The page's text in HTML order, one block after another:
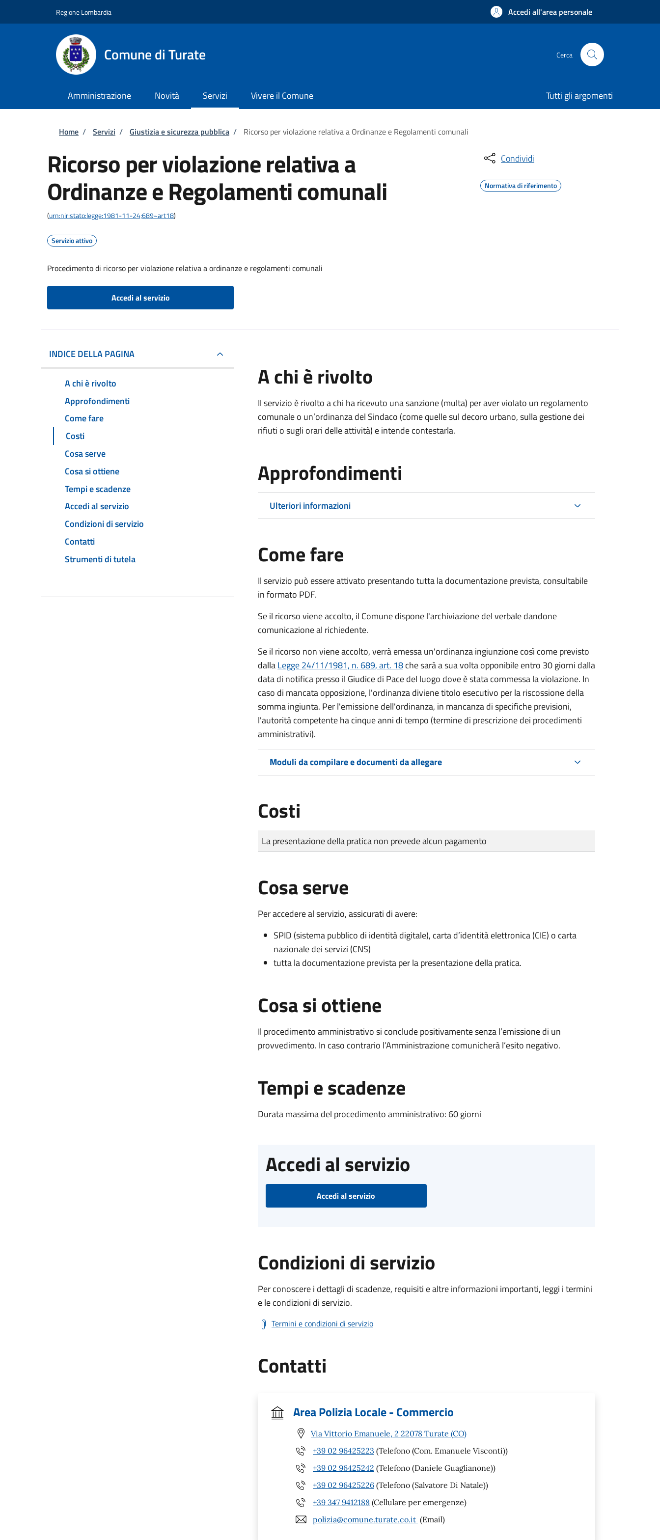
Regione Lombardia Accedi all'area personale
Comune di Turate Cerca
Amministrazione Novità Servizi Vivere il Comune Tutti gli argomenti
Briciole di pane
Home / Servizi / Giustizia e sicurezza pubblica / Ricorso per violazione relativa a Ordinanze e Regolamenti comunali
Ricorso per violazione relativa a
Ordinanze e Regolamenti comunali
(urn:nir:stato:legge:1981-11-24;689~art18)
Servizio attivo
Procedimento di ricorso per violazione relativa a ordinanze e regolamenti comunali
Accedi al servizio
Condividi
Normativa di riferimento
INDICE DELLA PAGINA
A chi è rivolto
Approfondimenti
Come fare
Costi
Cosa serve
Cosa si ottiene
Tempi e scadenze
Accedi al servizio
Condizioni di servizio
Contatti
Strumenti di tutela
A chi è rivolto
Il servizio è rivolto a chi ha ricevuto una sanzione (multa) per aver violato un regolamento
comunale o un’ordinanza del Sindaco (come quelle sul decoro urbano, sulla gestione dei
rifiuti o sugli orari delle attività) e intende contestarla.
Approfondimenti
Ulteriori informazioni
Come fare
Il servizio può essere attivato presentando tutta la documentazione prevista, consultabile
in formato PDF.
Se il ricorso viene accolto, il Comune dispone l'archiviazione del verbale dandone
comunicazione al richiedente.
Se il ricorso non viene accolto, verrà emessa un'ordinanza ingiunzione così come previsto
dallaLegge 24/11/1981, n. 689, art. 18che sarà a sua volta opponibile entro 30 giorni dalla
data di notifica presso il Giudice di Pace del luogo dove è stata commessa la violazione. In
caso di mancata opposizione, l'ordinanza diviene titolo esecutivo per la riscossione della
somma ingiunta. Per l'emissione dell'ordinanza, in mancanza di specifiche previsioni,
l'autorità competente ha cinque anni di tempo (termine di prescrizione dei procedimenti
amministrativi).
Moduli da compilare e documenti da allegare
Costi
Tipo di pagamento
Importo
La presentazione della pratica non prevede alcun pagamento
Cosa serve
Per accedere al servizio, assicurati di avere:
SPID (sistema pubblico di identità digitale), carta d’identità elettronica (CIE) o carta
nazionale dei servizi (CNS)
tutta la documentazione prevista per la presentazione della pratica.
Cosa si ottiene
Il procedimento amministrativo si conclude positivamente senza l’emissione di un
provvedimento. In caso contrario l’Amministrazione comunicherà l’esito negativo.
Tempi e scadenze
Durata massima del procedimento amministrativo: 60 giorni
Accedi al servizio
Accedi al servizio
Condizioni di servizio
Per conoscere i dettagli di scadenze, requisiti e altre informazioni importanti, leggi i termini
e le condizioni di servizio.
Termini e condizioni di servizio
Contatti
Area Polizia Locale - Commercio
Via Vittorio Emanuele, 2 22078 Turate (CO)
+39 02 96425223 (Telefono (Com. Emanuele Visconti))
+39 02 96425242 (Telefono (Daniele Guaglianone))
+39 02 96425226 (Telefono (Salvatore Di Natale))
+39 347 9412188 (Cellulare per emergenze)
polizia@comune.turate.co.it (Email)